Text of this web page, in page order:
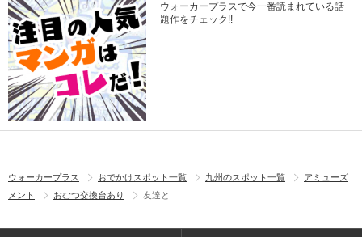
ウォーカープラスで今一番読まれている話
題作をチェック!!
ウォーカープラス おでかけスポット一覧 九州のスポット一覧
アミューズ
メント
おむつ交換台あり 友達と